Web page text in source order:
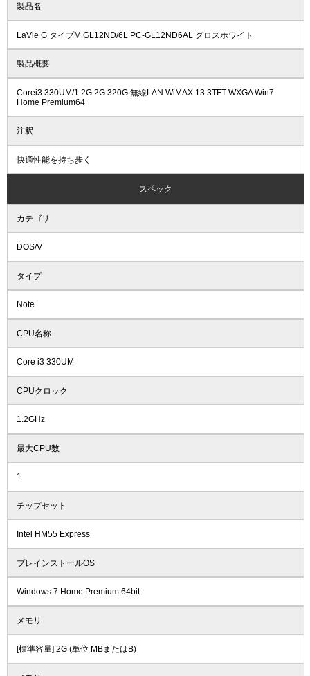
製品名
LaVie G タイプM GL12ND/6L PC-GL12ND6AL グロスホワイト
製品概要
Corei3 330UM/1.2G 2G 320G 無線LAN WiMAX 13.3TFT WXGA Win7
Home Premium64
注釈
快適性能を持ち歩く
スペック
カテゴリ
DOS/V
タイプ
Note
CPU名称
Core i3 330UM
CPUクロック
1.2GHz
最大CPU数
1
チップセット
Intel HM55 Express
プレインストールOS
Windows 7 Home Premium 64bit
メモリ
[標準容量] 2G (単位 MBまたはB)